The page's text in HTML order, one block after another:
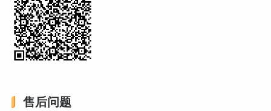
售后问题